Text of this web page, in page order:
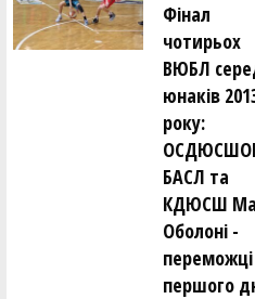
Фінал
чотирьох
ВЮБЛ
юнаків
року:
БАСЛ та
КДЮСШ
Оболоні -
переможці
першого